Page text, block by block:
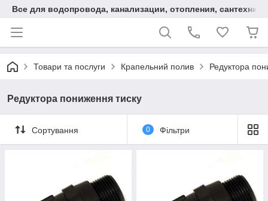
Все для водопровода, канализации, отопления, сантехники
Товари та послуги Крапельний полив Редуктора
Редуктора пониження тиску
Сортування 0 Фільтри